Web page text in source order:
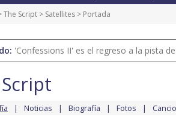
The Script > Satellites > Portada
'Confessions II' es el regreso a la pista
Noticias Biografía Fotos